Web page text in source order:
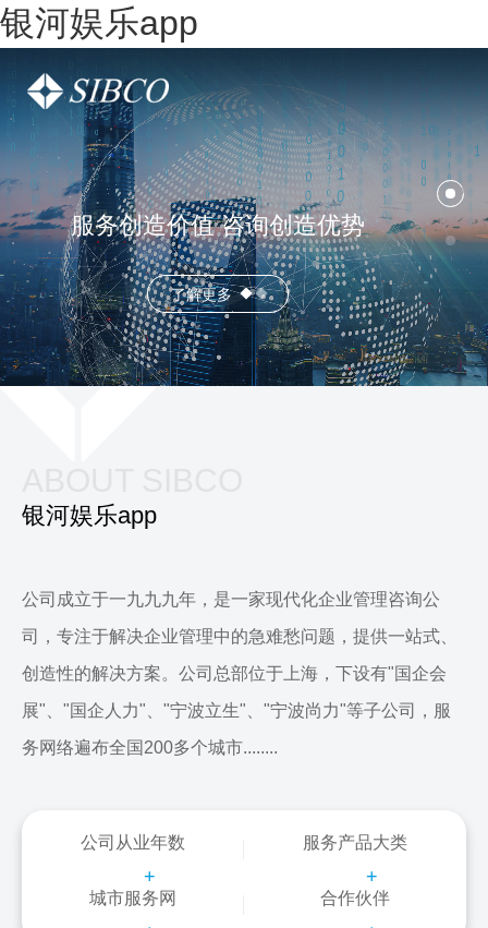
银河娱乐app
服务创造价值 咨询创造优势
了解更多
银河娱乐app
公司成立于一九九九年，是一家现代化企业管理咨询公
司，专注于解决企业管理中的急难愁问题，提供一站式、
创造性的解决方案。公司总部位于上海，下设有"国企会
展"、"国企人力"、"宁波立生"、"宁波尚力"等子公司，服
务网络遍布全国200多个城市........
公司从业年数
+
服务产品大类
+
城市服务网 合作伙伴